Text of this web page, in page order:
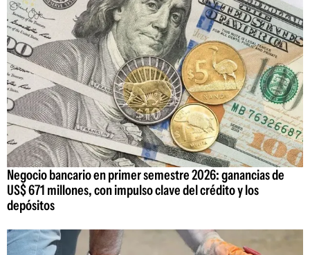
Negocio bancario en primer semestre 2026: ganancias de
US$ 671 millones, con impulso clave del crédito y los
depósitos